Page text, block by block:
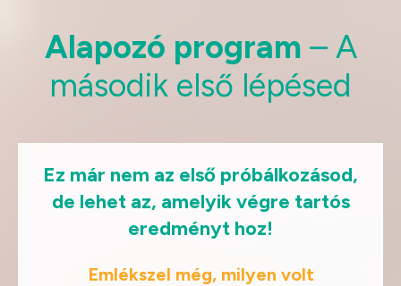
Alapozó program – A
második első lépésed
Ez már nem az első próbálkozásod,
de lehet az, amelyik végre tartós
eredményt hoz!
Emlékszel még, milyen volt